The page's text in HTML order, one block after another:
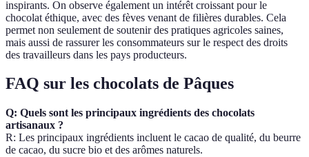
inspirants. On observe également un intérêt croissant pour le
chocolat éthique, avec des fèves venant de filières durables. Cela
permet non seulement de soutenir des pratiques agricoles saines,
mais aussi de rassurer les consommateurs sur le respect des droits
des travailleurs dans les pays producteurs.
FAQ sur les chocolats de Pâques
Q: Quels sont les principaux ingrédients des chocolats
artisanaux ?
R: Les principaux ingrédients incluent le cacao de qualité, du beurre
de cacao, du sucre bio et des arômes naturels.